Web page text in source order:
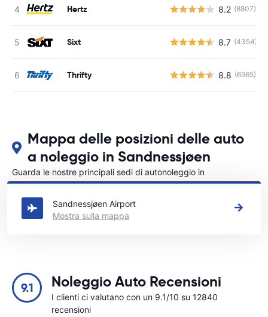
Hertz 8.2 (8807)
Sixt 8.7 (4354)
Thrifty 8.8 (6965)
Mappa delle posizioni delle auto
a noleggio in Sandnessjøen
Guarda le nostre principali sedi di autonoleggio in
Sandnessjøen
Sandnessjøen Airport
Mostra sulla mappa
9.1 Noleggio Auto Recensioni
I clienti ci valutano con un 9.1/10 su 12840
recensioni